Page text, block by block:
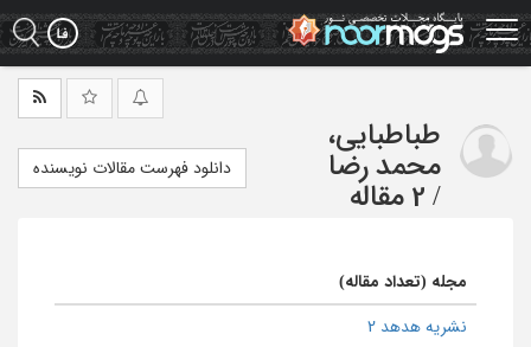
Skip
to
main
طباطبایی،
محمد رضا
/ 2 مقاله
دانلود فهرست مقالات نویسنده
مجله (تعداد مقاله)
نشریه هدهد 2